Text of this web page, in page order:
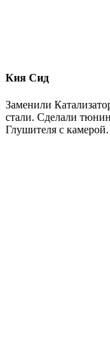
Кия Сид
Заменили
стали. Сделали
Глушителя с